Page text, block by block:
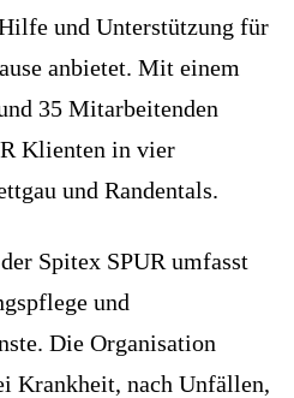
und Unterstützung für
anbietet. Mit einem
35 Mitarbeitenden
Klienten in vier
und Randentals.
Spitex SPUR umfasst
und
Die Organisation
Krankheit, nach Unfällen,